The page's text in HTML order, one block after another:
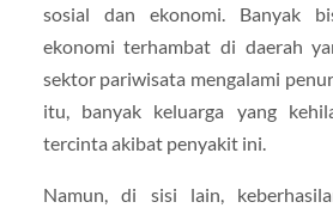
sosial dan ekonomi. Banyak
ekonomi terhambat di daerah
sektor pariwisata mengalami
itu, banyak keluarga yang
tercinta akibat penyakit ini.
Namun, di sisi lain,